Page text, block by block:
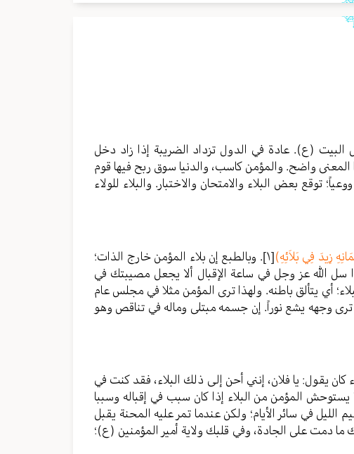
البيت (ع). عادة في الدول تزداد الضريبة إذا زاد دخل
المعنى واضح. والمؤمن كاسب، والدنيا سوق ربح فيها قوم
توقع بعض البلاء والامتحان والاختبار. والبلاء للولاء
زِيدَ فِي بَلاَئِهِ)[١] . وبالطبع إن بلاء المؤمن خارج الذات؛
سل الله عز وجل في ساعة الإقبال ألا يجعل مصيبتك في
أي يتألق باطنه. ولهذا ترى المؤمن مثلا في مجلس عام
وجهه يشع نوراً. إن جسمه مبتلى وماله في تناقص وهو
كان يقول: يا فلان، إنني أحن إلى ذلك البلاء، فقد كنت في
المؤمن من البلاء إذا كان سبب في إقباله وسببا
الليل في سائر الأيام؛ ولكن عندما تمر عليه المحنة يقبل
ما دمت على الجادة، وفي قلبك ولاية أمير المؤمنين (ع)؛